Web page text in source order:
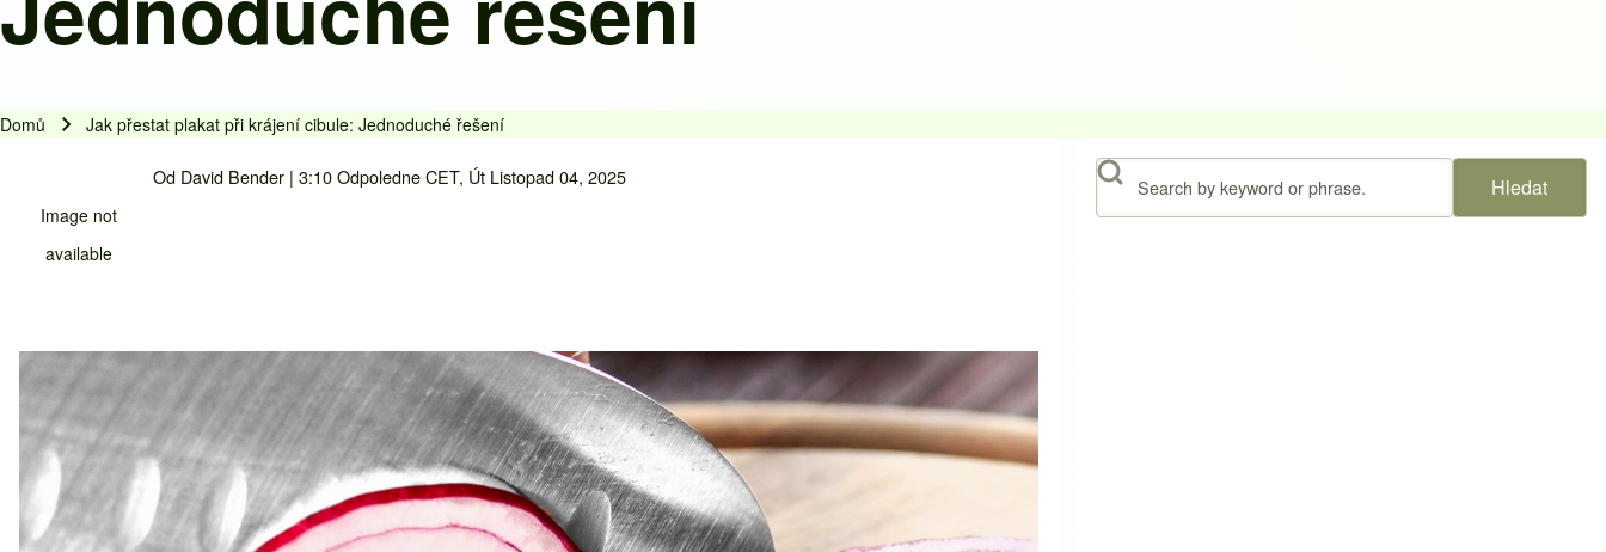
Drobečková navigace
Drobečková navigace
Domů Jak přestat plakat při krájení cibule: Jednoduché řešení
Obsah hlavní stránky
Image not
available
Od David Bender | 3:10 Odpoledne CET, Út Listopad 04, 2025 Hledat